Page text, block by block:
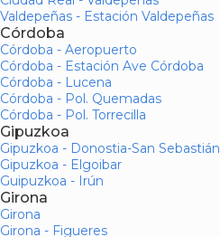
Valdepeñas - Estación Valdepeñas
Córdoba
Córdoba - Aeropuerto
Córdoba - Estación Ave Córdoba
Córdoba - Lucena
Córdoba - Pol. Quemadas
Córdoba - Pol. Torrecilla
Gipuzkoa
Gipuzkoa - Donostia-San Sebastián
Gipuzkoa - Elgoibar
Guipuzkoa - Irún
Girona
Girona
Girona - Figueres